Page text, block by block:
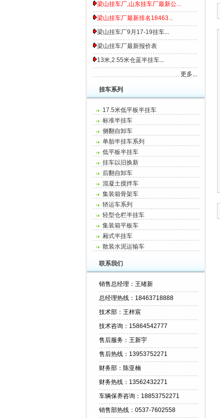
梁山挂车厂,山东挂车厂最新公...
梁山挂车厂最新排名18463...
梁山挂车厂9月17-19挂车...
梁山挂车厂最新报价表
13米,2.55米仓蓝半挂车...
更多...
挂车系列
17.5米低平板半挂车
标准半挂车
侧翻自卸车
单胎半挂车系列
低平板半挂车
挂车以旧换新
后翻自卸车
混凝土搅拌车
集装箱骨架车
轿运车系列
轻型仓栏半挂车
集装箱平板车
厢式半挂车
散装水泥运输车
联系我们
销售总经理：王绪新
总经理热线：18463718888
技术部：王梓宸
技术咨询：15864542777
售后服务：王新宇
售后热线：13953752271
财务部：陈亚楠
财务热线：13562432271
车辆保养咨询：18853752271
销售部热线：0537-7602558